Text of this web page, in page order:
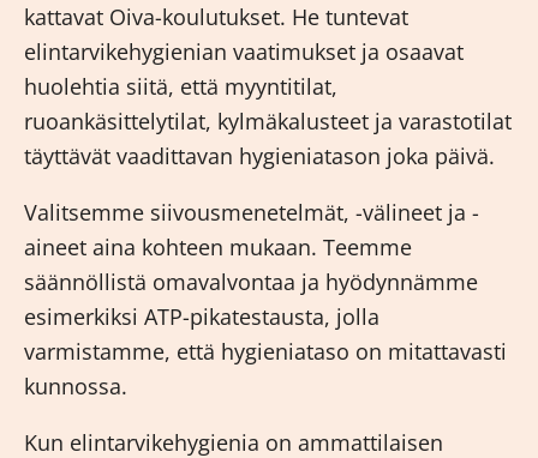
kattavat Oiva-koulutukset. He tuntevat
elintarvikehygienian vaatimukset ja osaavat
huolehtia siitä, että myyntitilat,
ruoankäsittelytilat, kylmäkalusteet ja varastotilat
täyttävät vaadittavan hygieniatason joka päivä.
Valitsemme siivousmenetelmät, -välineet ja -
aineet aina kohteen mukaan. Teemme
säännöllistä omavalvontaa ja hyödynnämme
esimerkiksi ATP-pikatestausta, jolla
varmistamme, että hygieniataso on mitattavasti
kunnossa.
Kun elintarvikehygienia on ammattilaisen